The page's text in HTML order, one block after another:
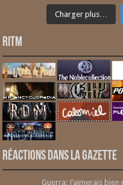
Charger plus…
RITM
Réactions dans la gazette
Guerra: J’aimerais